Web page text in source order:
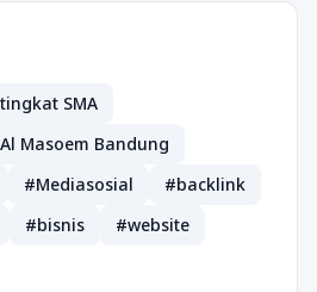
SMA
Masoem Bandung
#Mediasosial
#backlink
#bisnis
#website